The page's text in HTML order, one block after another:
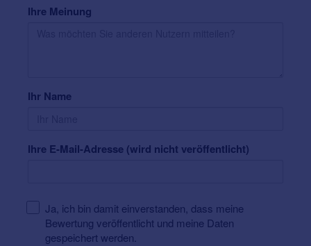
Ihre Meinung
Ihr Name
Ihre E-Mail-Adresse (wird nicht veröffentlicht)
Ja, ich bin damit einverstanden, dass meine
Bewertung veröffentlicht und meine Daten
gespeichert werden.